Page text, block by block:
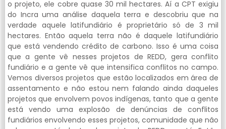
o projeto, ele cobre quase 30 mil hectares. Aí a CPT exigiu
do Incra uma análise daquela terra e descobriu que na
verdade aquele latifundiário é proprietário só de 3 mil
hectares. Então aquela terra não é daquele latifundiário
que está vendendo crédito de carbono. Isso é uma coisa
que a gente vê nesses projetos de REDD, gera conflito
fundiário e a gente vê que intensifica conflitos no campo.
Vemos diversos projetos que estão localizados em área de
assentamento e não estou nem falando ainda daqueles
projetos que envolvem povos indígenas, tanto que a gente
está vendo uma explosão de denúncias de conflitos
fundiários envolvendo esses projetos, comunidade que não